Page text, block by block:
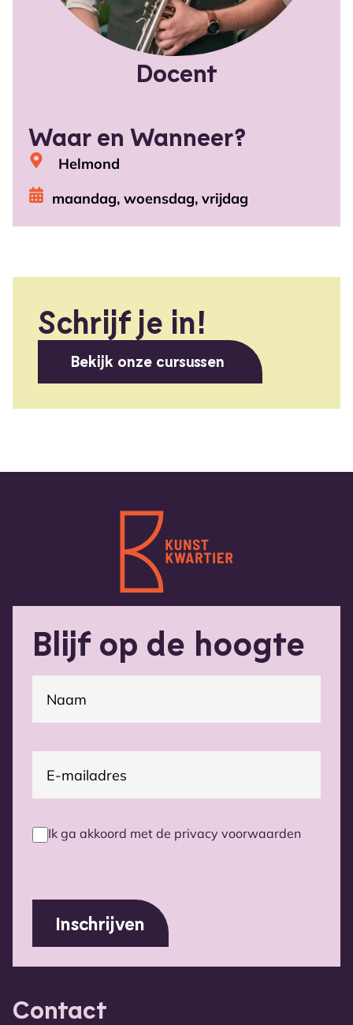
Docent
Waar en Wanneer?
Helmond
maandag, woensdag, vrijdag
Schrijf je in!
Bekijk onze cursussen
Blijf op de hoogte
E-
mailadres(Vereist)
Privacy
Ik ga akkoord met de privacy voorwaarden
Contact